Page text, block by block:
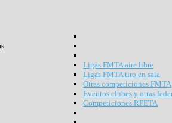
Ligas FMTA aire libre
Ligas FMTA tiro en sala
Otras competiciones FMTA
Eventos clubes y otras
Competiciones RFETA